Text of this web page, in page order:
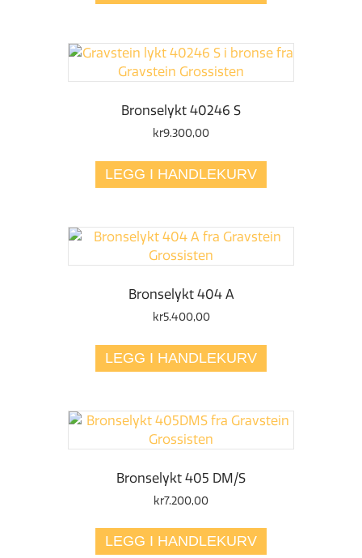
Bronselykt 40246 S
kr9.300,00
LEGG I HANDLEKURV
Bronselykt 404 A
kr5.400,00
LEGG I HANDLEKURV
Bronselykt 405 DM/S
kr7.200,00
LEGG I HANDLEKURV